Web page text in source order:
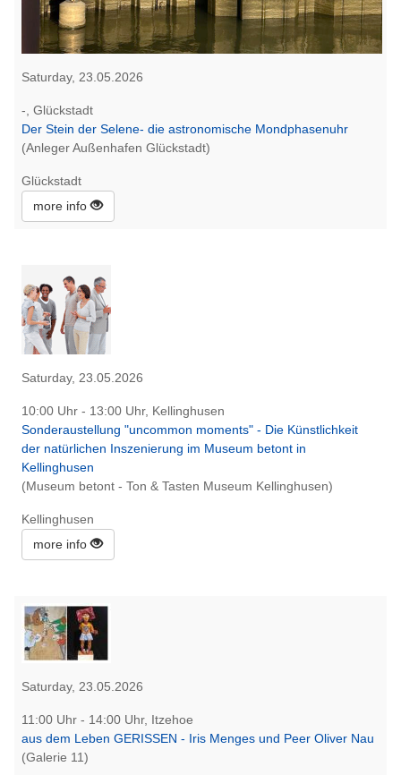
Saturday, 23.05.2026
-, Glückstadt
Der Stein der Selene- die astronomische Mondphasenuhr
(Anleger Außenhafen Glückstadt)
Glückstadt
more info
Saturday, 23.05.2026
10:00 Uhr - 13:00 Uhr, Kellinghusen
Sonderaustellung "uncommon moments" - Die Künstlichkeit
der natürlichen Inszenierung im Museum betont in
Kellinghusen
(Museum betont - Ton & Tasten Museum Kellinghusen)
Kellinghusen
more info
Saturday, 23.05.2026
11:00 Uhr - 14:00 Uhr, Itzehoe
aus dem Leben GERISSEN - Iris Menges und Peer Oliver Nau
(Galerie 11)